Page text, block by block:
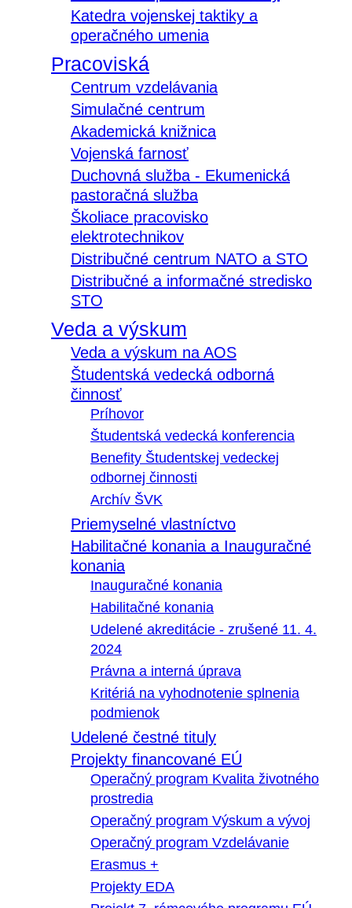
Katedra vojenskej taktiky a
operačného umenia
Pracoviská
Centrum vzdelávania
Simulačné centrum
Akademická knižnica
Vojenská farnosť
Duchovná služba - Ekumenická
pastoračná služba
Školiace pracovisko
elektrotechnikov
Distribučné centrum NATO a STO
Distribučné a informačné stredisko
STO
Veda a výskum
Veda a výskum na AOS
Študentská vedecká odborná
činnosť
Príhovor
Študentská vedecká konferencia
Benefity Študentskej vedeckej
odbornej činnosti
Archív ŠVK
Priemyselné vlastníctvo
Habilitačné konania a Inauguračné
konania
Inauguračné konania
Habilitačné konania
Udelené akreditácie - zrušené 11. 4.
2024
Právna a interná úprava
Kritériá na vyhodnotenie splnenia
podmienok
Udelené čestné tituly
Projekty financované EÚ
Operačný program Kvalita životného
prostredia
Operačný program Výskum a vývoj
Operačný program Vzdelávanie
Erasmus +
Projekty EDA